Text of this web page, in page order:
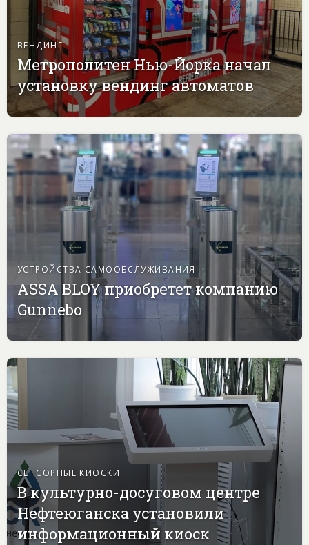
ВЕНДИНГ
Метрополитен Нью-Йорка начал
установку вендинг автоматов
УСТРОЙСТВА САМООБСЛУЖИВАНИЯ
ASSA BLOY приобретет компанию
Gunnebo
СЕНСОРНЫЕ КИОСКИ
В культурно-досуговом центре
Нефтеюганска установили
информационный киоск